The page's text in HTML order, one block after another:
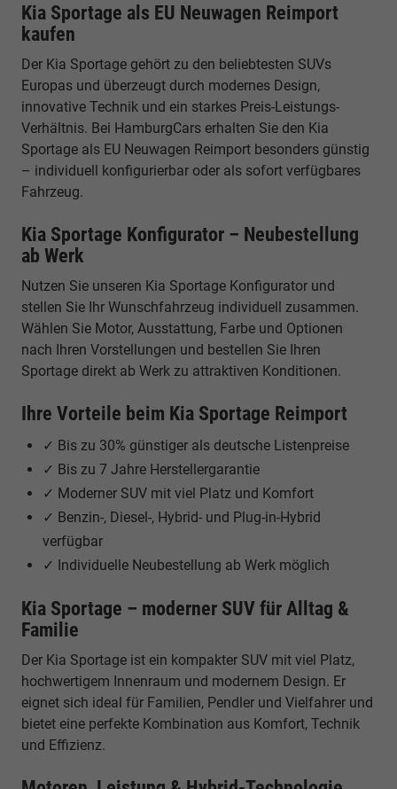
Kia Sportage als EU Neuwagen Reimport
kaufen
Der Kia Sportage gehört zu den beliebtesten SUVs
Europas und überzeugt durch modernes Design,
innovative Technik und ein starkes Preis-Leistungs-
Verhältnis. Bei HamburgCars erhalten Sie den Kia
Sportage als EU Neuwagen Reimport besonders günstig
– individuell konfigurierbar oder als sofort verfügbares
Fahrzeug.
Kia Sportage Konfigurator – Neubestellung
ab Werk
Nutzen Sie unseren Kia Sportage Konfigurator und
stellen Sie Ihr Wunschfahrzeug individuell zusammen.
Wählen Sie Motor, Ausstattung, Farbe und Optionen
nach Ihren Vorstellungen und bestellen Sie Ihren
Sportage direkt ab Werk zu attraktiven Konditionen.
Ihre Vorteile beim Kia Sportage Reimport
✓ Bis zu 30% günstiger als deutsche Listenpreise
✓ Bis zu 7 Jahre Herstellergarantie
✓ Moderner SUV mit viel Platz und Komfort
✓ Benzin-, Diesel-, Hybrid- und Plug-in-Hybrid
verfügbar
✓ Individuelle Neubestellung ab Werk möglich
Kia Sportage – moderner SUV für Alltag &
Familie
Der Kia Sportage ist ein kompakter SUV mit viel Platz,
hochwertigem Innenraum und modernem Design. Er
eignet sich ideal für Familien, Pendler und Vielfahrer und
bietet eine perfekte Kombination aus Komfort, Technik
und Effizienz.